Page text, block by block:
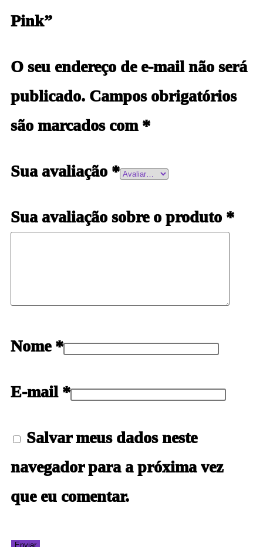
Pink”
O seu endereço de e-mail não será
publicado. Campos obrigatórios
são marcados com *
Sua avaliação *
Sua avaliação sobre o produto *
Nome *
E-mail *
Salvar meus dados neste
navegador para a próxima vez
que eu comentar.